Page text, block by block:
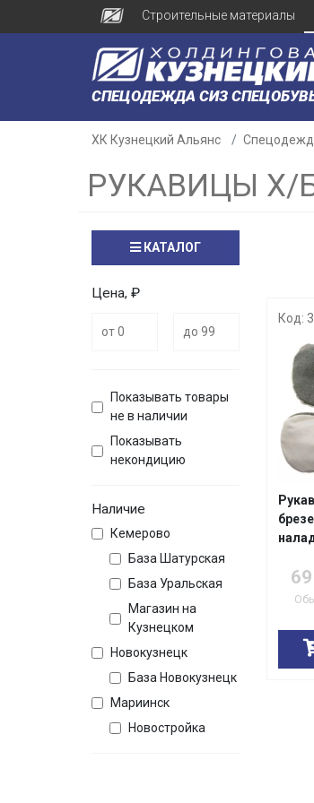
Строительные материалы
СПЕЦОДЕЖДА СИЗ
ХК Кузнецкий Альянс
РУКАВИЦЫ Х/
КАТАЛОГ
Цена, ₽
Показывать товары
не в наличии
Показывать
некондицию
Наличие
Кемерово
База Шатурская
База Уральская
Магазин на
Кузнецком
Новокузнецк
База Новокузнецк
Мариинск
Новостройка
Код:
230/
69